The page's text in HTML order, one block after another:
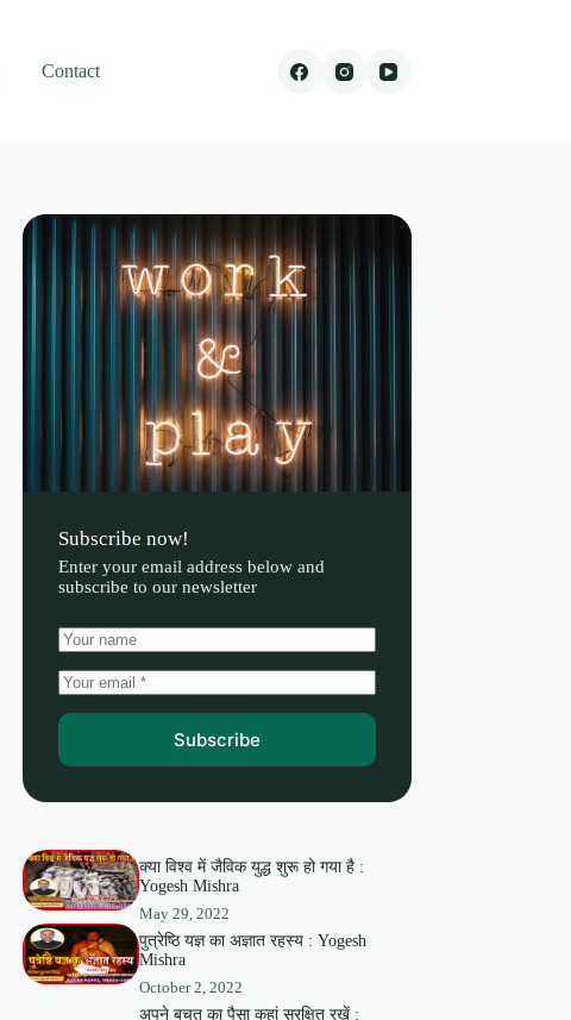
Contact
Subscribe now!
Enter your email address below and
subscribe to our newsletter
Subscribe
क्या विश्व में जैविक युद्ध शुरू हो गया है :
Yogesh Mishra
May 29, 2022
पुत्रेष्ठि यज्ञ का अज्ञात रहस्य : Yogesh
Mishra
October 2, 2022
अपने बचत का पैसा कहां सुरक्षित रखें :